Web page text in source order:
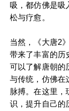
吸，都仿佛是吸
松与疗愈。
当然，《大唐2
带来了丰富的历
可以了解唐朝的
与传统，仿佛在
脉搏。在这里，
识，提升自己的